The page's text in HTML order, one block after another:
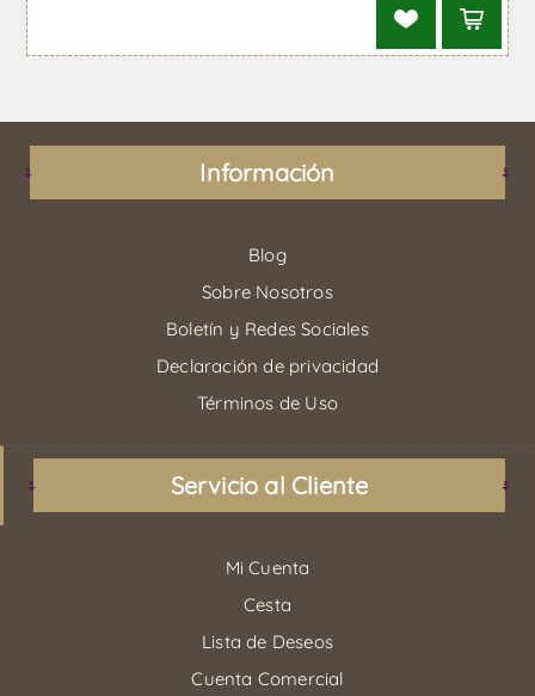
Información
Blog
Sobre Nosotros
Boletín y Redes Sociales
Declaración de privacidad
Términos de Uso
Servicio al Cliente
Mi Cuenta
Cesta
Lista de Deseos
Cuenta Comercial